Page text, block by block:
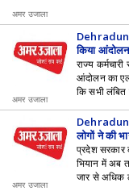
अमर उजाला
Dehradun
किया
राज्य
आंदोलन का
कि सभी
अमर उजाला
Dehradun
लोगों ने की
प्रदेश
भियान में अब
जार से अधिक
अमर उजाला